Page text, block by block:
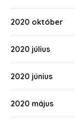
2020 október
2020 július
2020 június
2020 május